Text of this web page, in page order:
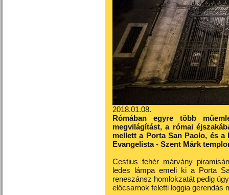
2018.01.08.
Rómában egyre több
megvilágítást, a római
mellett a Porta San Paolo, és a
Evangelista - Szent Márk
Cestius fehér márvány
ledes lámpa emeli ki a Porta
reneszánsz homlokzatát pedig
előcsarnok feletti loggia gerendás